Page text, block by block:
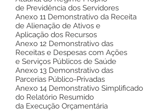
de Previdência dos Servidores
Anexo 11 Demonstrativo da Receita
de Alienação de Ativos e
Aplicação dos Recursos
Anexo 12 Demonstrativo das
Receitas e Despesas com Ações
e Serviços Públicos de Saúde
Anexo 13 Demonstrativo das
Parcerias Público-Privadas
Anexo 14 Demonstrativo Simplificado
do Relatório Resumido
da Execução Orçamentária